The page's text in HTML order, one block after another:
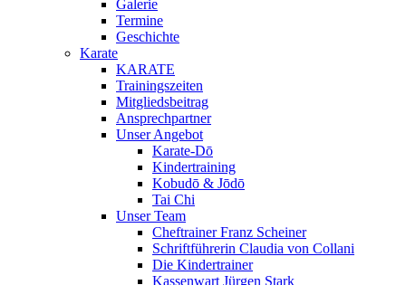
Galerie
Termine
Geschichte
Karate
KARATE
Trainingszeiten
Mitgliedsbeitrag
Ansprechpartner
Unser Angebot
Karate-Dō
Kindertraining
Kobudō & Jōdō
Tai Chi
Unser Team
Cheftrainer Franz Scheiner
Schriftführerin Claudia von Collani
Die Kindertrainer
Kassenwart Jürgen Stark